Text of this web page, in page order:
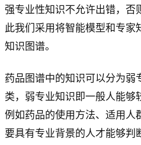
强专业性知识不允许出错，否
此我们采用将智能模型和专家
知识图谱。
药品图谱中的知识可以分为弱
类，弱专业知识即一般人能够
例如药品的使用方法、适用人
要具有专业背景的人才能够判